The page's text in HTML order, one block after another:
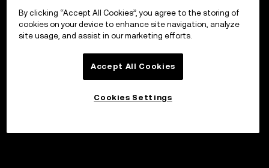
By clicking “Accept All Cookies”, you agree to the storing of
cookies on your device to enhance site navigation, analyze
site usage, and assist in our marketing efforts.
Accept All Cookies
Cookies Settings